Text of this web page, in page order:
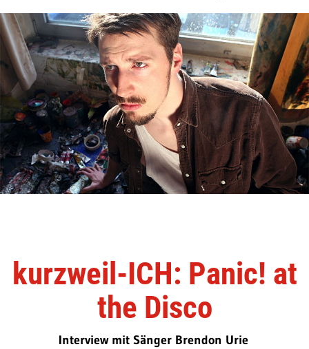
kurzweil-ICH: Panic! at
the Disco
Interview mit Sänger Brendon Urie